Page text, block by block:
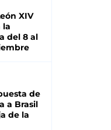
XIV
la
del 8 al
de
a Brasil
de la